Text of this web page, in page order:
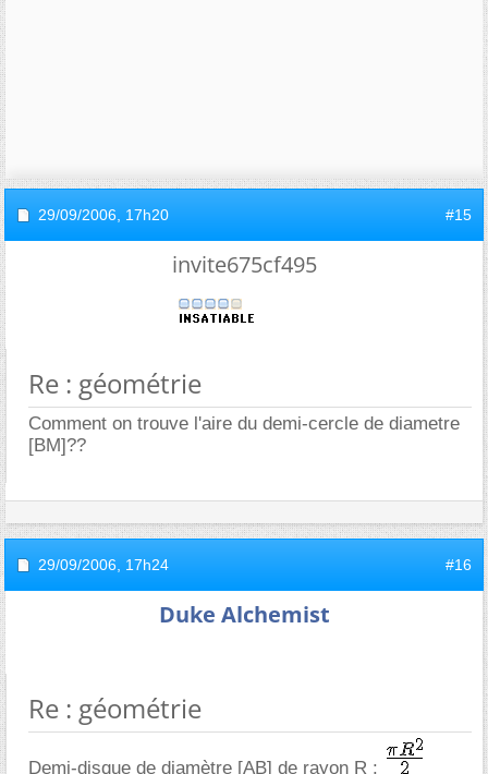
29/09/2006, 17h20 #15
invite675cf495
Re : géométrie
Comment on trouve l'aire du demi-cercle de diametre
[BM]??
29/09/2006, 17h24 #16
Duke Alchemist
Re : géométrie
Demi-disque de diamètre [AB] de rayon R :